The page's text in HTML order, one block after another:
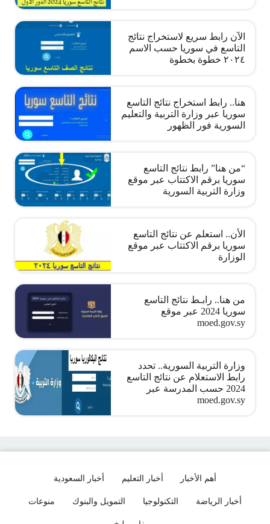
الآن رابط سريع لاستخراج نتائج
التاسع في سوريا حسب الاسم
٢٠٢٤ خطوة بخطوة
هنا.. رابط استخراج نتائج التاسع
سوريا عبر وزارة التربية والتعليم
السورية فور الظهور
“من هنا” رابط نتائج التاسع
سوريا برقم الاكتتاب عبر موقع
وزارة التربية السورية
الأن.. استعلم عن نتائج التاسع
سوريا برقم الاكتتاب عبر موقع
الوزارة
من هنا.. رابـط نتائج التاسع
سوريا 2024 عبر موقع
moed.gov.sy
وزارة التربية السورية.. تحدد
رابط الاستعلام عن نتائج التاسع
2024 حسب المدرسة عبر
moed.gov.sy
أهم الأخبار أخبار التعليم أخبار السعودية
أخبار الرياضة التكنولوجيا التمويل والبنوك منوعات